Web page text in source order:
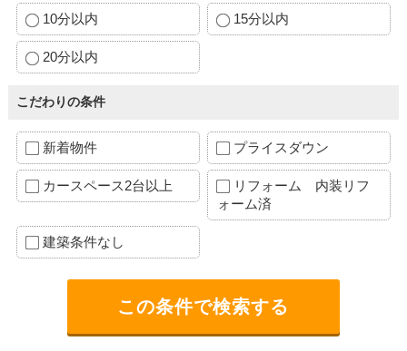
10分以内 15分以内
20分以内
こだわりの条件
新着物件 プライスダウン
カースペース2台以上
リフォーム 内装リフ
ォーム済
建築条件なし